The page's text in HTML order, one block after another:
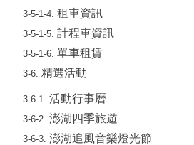
3-5-1-4. 租車資訊
3-5-1-5. 計程車資訊
3-5-1-6. 單車租賃
3-6. 精選活動
3-6-1. 活動行事曆
3-6-2. 澎湖四季旅遊
3-6-3. 澎湖追風音樂燈光節